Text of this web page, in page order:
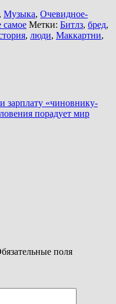
, Музыка, Очевидное-
самое Метки: Битлз, бред,
, люди, Маккартни,
зарплату «чиновнику-
порадует мир
поля